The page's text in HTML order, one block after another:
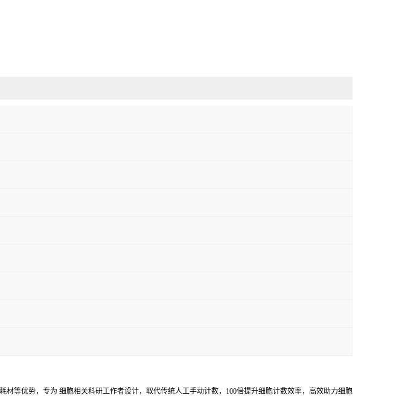
等优势，专为 细胞相关科研工作者设计，取代传统人工手动计数，100倍提升细胞计数效率，高效助力细胞